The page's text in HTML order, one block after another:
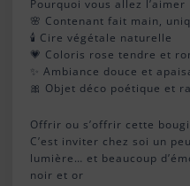
Pourquoi vous allez l’aimer
🌸 Contenant fait main,
🕯️ Cire végétale naturelle
💗 Coloris rose tendre et
✨ Ambiance douce et
🎀 Objet déco poétique et
Offrir ou s’offrir cette
C’est inviter chez soi un
lumière… et beaucoup
noir et or